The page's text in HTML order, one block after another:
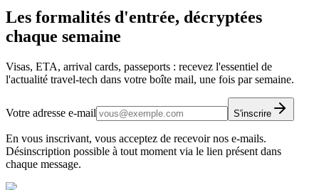
Les formalités d'entrée, décryptées
chaque semaine
Visas, ETA, arrival cards, passeports : recevez l'essentiel de
l'actualité travel-tech dans votre boîte mail, une fois par semaine.
Votre adresse e-mail S'inscrire
En vous inscrivant, vous acceptez de recevoir nos e-mails.
Désinscription possible à tout moment via le lien présent dans
chaque message.